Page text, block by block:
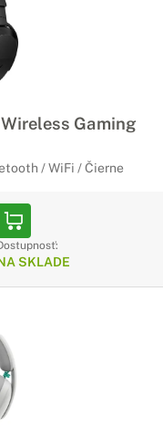
Gaming
/ WiFi / Čierne
SKLADE